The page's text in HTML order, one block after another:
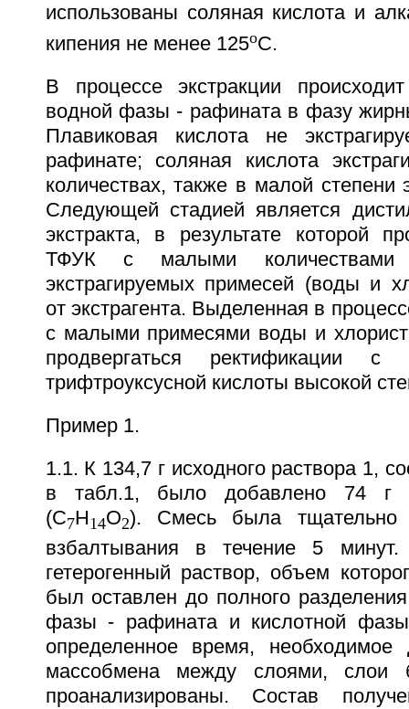
использованы соляная кислота и
кипения не менее 125oС.
В процессе экстракции
водной фазы - рафината в фазу
Плавиковая кислота не
рафинате; соляная кислота
количествах, также в малой степени
Следующей стадией является
экстракта, в результате которой
ТФУК с малыми количествами
экстрагируемых примесей (воды и
от экстрагента. Выделенная в
с малыми примесями воды и
продвергаться ректификации
трифтроуксусной кислоты высокой
Пример 1.
1.1. К 134,7 г исходного раствора 1,
в табл.1, было добавлено 74 г
(C7H14O2). Смесь была тщательно
взбалтывания в течение 5
гетерогенный раствор, объем
был оставлен до полного
фазы - рафината и кислотной фазы
определенное время, необходимое
массобмена между слоями, слои
проанализированы. Состав